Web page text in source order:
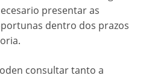
presentar as
dentro dos prazos
consultar tanto a